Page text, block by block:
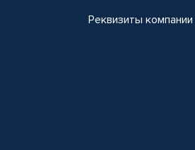
Реквизиты компании